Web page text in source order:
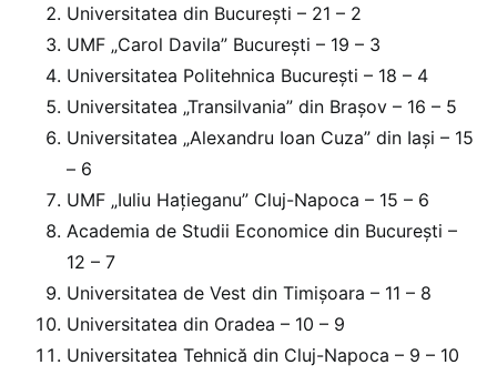
Universitatea din București – 21 – 2
UMF „Carol Davila” București – 19 – 3
Universitatea Politehnica București – 18 – 4
Universitatea „Transilvania” din Brașov – 16 – 5
Universitatea „Alexandru Ioan Cuza” din Iași – 15
– 6
UMF „Iuliu Hațieganu” Cluj-Napoca – 15 – 6
Academia de Studii Economice din București –
12 – 7
Universitatea de Vest din Timișoara – 11 – 8
Universitatea din Oradea – 10 – 9
Universitatea Tehnică din Cluj-Napoca – 9 – 10